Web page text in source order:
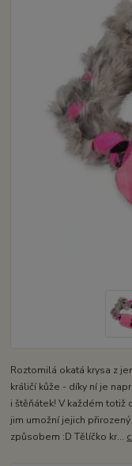
Roztomilá okatá krysa z
králičí kůže - díky ní je
i štěňátek! V každém totiž
jim umožní jejich
způsobem :D Tělíčko kr...